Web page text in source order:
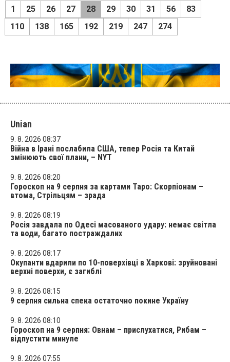
1 25 26 27 28 29 30 31 56
83
110
138 165 192 219 247 274
Unian
9. 8. 2026 08:37
Війна в Ірані послабила США, тепер Росія та Китай
змінюють свої плани, – NYT
9. 8. 2026 08:20
Гороскоп на 9 серпня за картами Таро: Скорпіонам –
втома, Стрільцям – зрада
9. 8. 2026 08:19
Росія завдала по Одесі масованого удару: немає світла
та води, багато постраждалих
9. 8. 2026 08:17
Окупанти вдарили по 10-поверхівці в Харкові: зруйновані
верхні поверхи, є загиблі
9. 8. 2026 08:15
9 серпня сильна спека остаточно покине Україну
9. 8. 2026 08:10
Гороскоп на 9 серпня: Овнам – прислухатися, Рибам –
відпустити минуле
9. 8. 2026 07:55